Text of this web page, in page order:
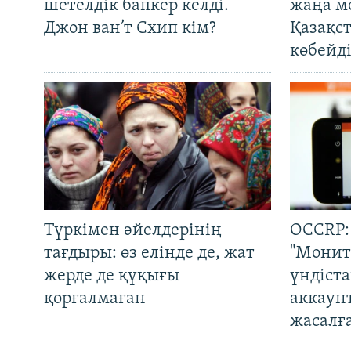
шетелдік бапкер келді.
Джон ван’т Схип кім?
жаңа
Түркімен әйелдерінің
тағдыры: өз елінде де, жат
жерде де құқығы
қорғалмаған